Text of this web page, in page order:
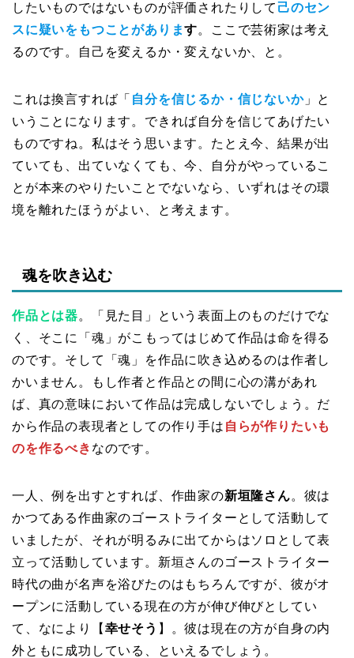
したいものではないものが評価されたりして己のセン
スに疑いをもつことがあります。ここで芸術家は考え
るのです。自己を変えるか・変えないか、と。
これは換言すれば「 自分を信じるか・信じないか」と
いうことになります。できれば自分を信じてあげたい
ものですね。私はそう思います。たとえ今、結果が出
ていても、出ていなくても、今、自分がやっているこ
とが本来のやりたいことでないなら、いずれはその環
境を離れたほうがよい、と考えます。
魂を吹き込む
作品とは器。「見た目」という表面上のものだけでな
く、そこに「魂」がこもってはじめて作品は命を得る
のです。そして「魂」を作品に吹き込めるのは作者し
かいません。もし作者と作品との間に心の溝があれ
ば、真の意味において作品は完成しないでしょう。だ
から作品の表現者としての作り手は 自らが作りたいも
のを作るべき なのです。
一人、例を出すとすれば、作曲家の新垣隆さん。彼は
かつてある作曲家のゴーストライターとして活動して
いましたが、それが明るみに出てからはソロとして表
立って活動しています。新垣さんのゴーストライター
時代の曲が名声を浴びたのはもちろんですが、彼がオ
ープンに活動している現在の方が伸び伸びとしてい
て、なにより【 幸せそう 】。彼は現在の方が自身の内
外ともに成功している、といえるでしょう。